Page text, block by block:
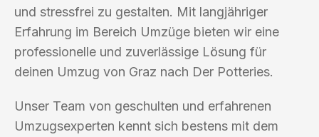
und stressfrei zu gestalten. Mit langjähriger
Erfahrung im Bereich Umzüge bieten wir eine
professionelle und zuverlässige Lösung für
deinen Umzug von Graz nach Der Potteries.
Unser Team von geschulten und erfahrenen
Umzugsexperten kennt sich bestens mit dem